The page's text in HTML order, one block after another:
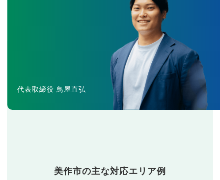
代表取締役 鳥屋直弘
美作市の主な対応エリア例